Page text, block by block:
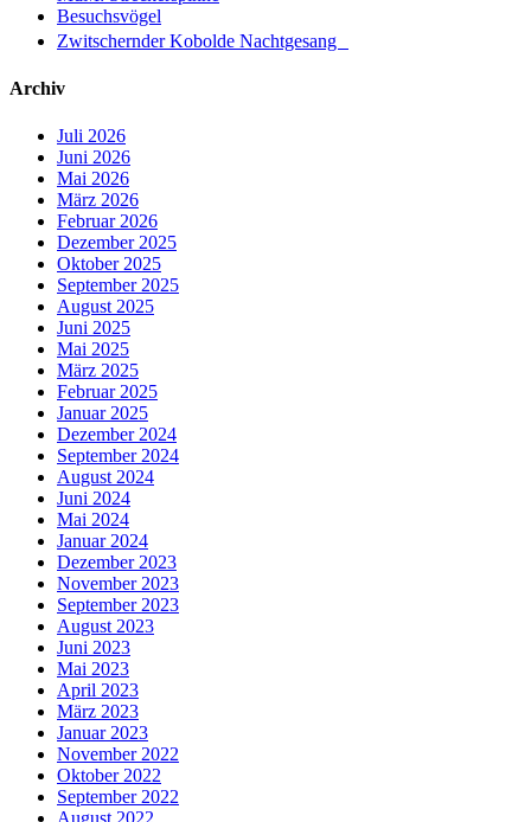
Besuchsvögel
Zwitschernder Kobolde Nachtgesang
Archiv
Juli 2026
Juni 2026
Mai 2026
März 2026
Februar 2026
Dezember 2025
Oktober 2025
September 2025
August 2025
Juni 2025
Mai 2025
März 2025
Februar 2025
Januar 2025
Dezember 2024
September 2024
August 2024
Juni 2024
Mai 2024
Januar 2024
Dezember 2023
November 2023
September 2023
August 2023
Juni 2023
Mai 2023
April 2023
März 2023
Januar 2023
November 2022
Oktober 2022
September 2022
August 2022